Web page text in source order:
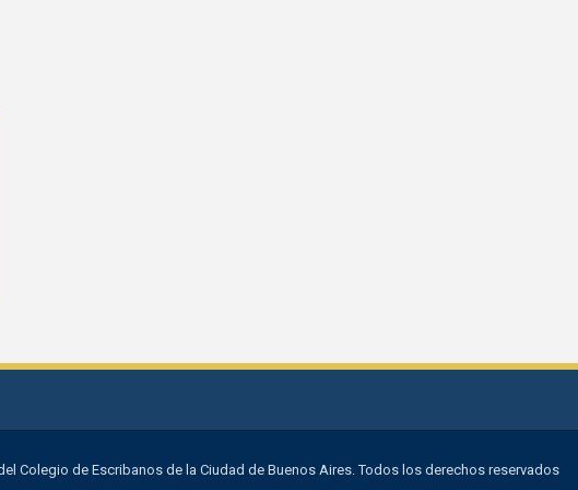
Colegio de Escribanos de la Ciudad de Buenos Aires. Todos los derechos reservados